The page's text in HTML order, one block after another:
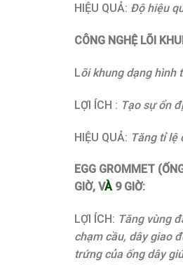
HIỆU QUẢ: Độ hiệu
CÔNG NGHỆ LÕI
Lõi khung dạng hình
LỢI ÍCH : Tạo sự ổn
HIỆU QUẢ: Tăng tỉ lệ
EGG GROMMET
GIỜ, VÀ9 GIỜ:
LỢI ÍCH: Tăng vùng
chạm cầu, dây giao
trứng của ống dây